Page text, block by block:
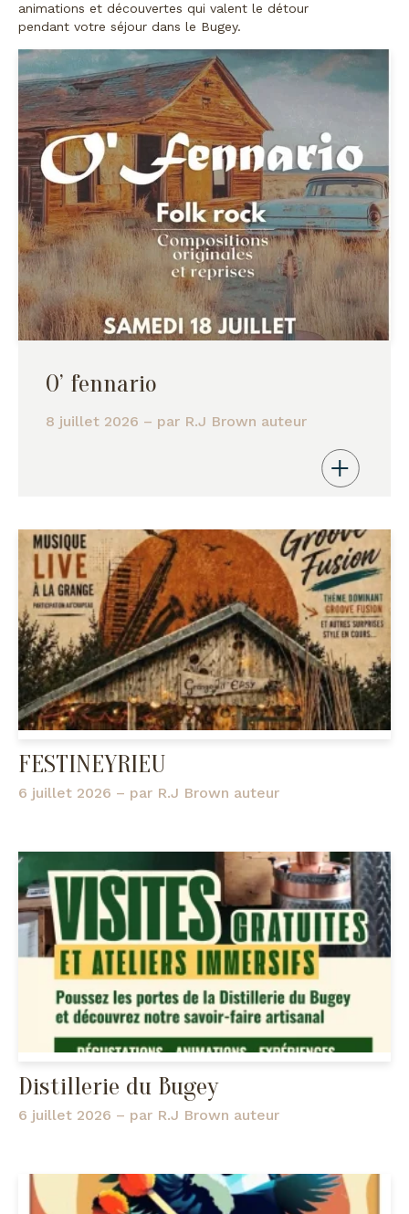
animations et découvertes qui valent le détour
pendant votre séjour dans le Bugey.
O’ fennario
8 juillet 2026 – par R.J Brown auteur
FESTINEYRIEU
6 juillet 2026 – par R.J Brown auteur
Distillerie du Bugey
6 juillet 2026 – par R.J Brown auteur